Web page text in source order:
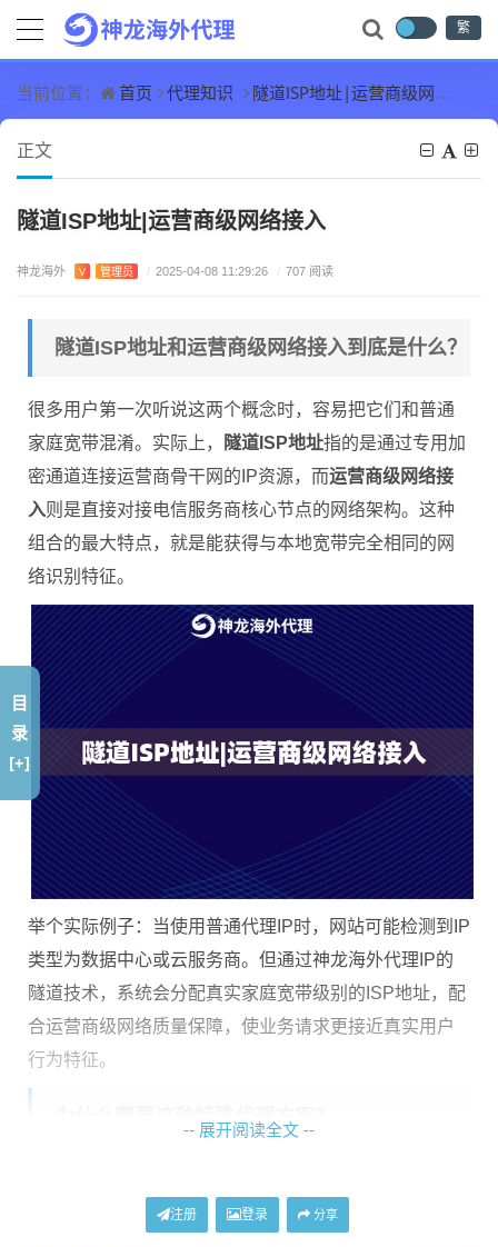
繁
当前位置： 首页 代理知识 隧道ISP地址|运营商级网络接入
正文
隧道ISP地址|运营商级网络接入
神龙海外 V 管理员 / 2025-04-08 11:29:26 / 707 阅读
隧道ISP地址和运营商级网络接入到底是什么？
很多用户第一次听说这两个概念时，容易把它们和普通
家庭宽带混淆。实际上，
隧道ISP地址指的是通过专用加
密通道连接运营商骨干网的IP资源，而运营商级网络接
入则是直接对接电信服务商核心节点的网络架构。这种
组合的最大特点，就是能获得与本地宽带完全相同的网
络识别特征。
举个实际例子：当使用普通代理IP时，网站可能检测到IP
类型为数据中心或云服务商。但通过神龙海外代理IP的
隧道技术，系统会分配真实家庭宽带级别的ISP地址，配
合运营商级网络质量保障，使业务请求更接近真实用户
行为特征。
为什么需要这种特殊代理方案？
直接决定业务成功率。我们曾遇到用户反馈：使
-- 展开阅读全文 --
注册 登录 分享
目
录
[+]